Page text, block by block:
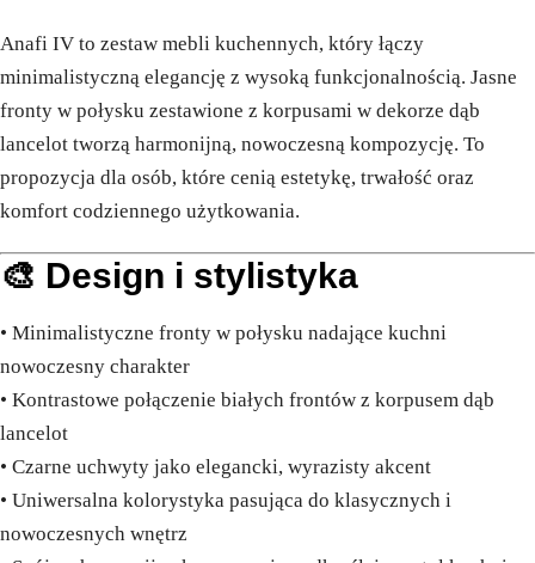
Anafi IV to zestaw mebli kuchennych, który łączy
minimalistyczną elegancję z wysoką funkcjonalnością. Jasne
fronty w połysku zestawione z korpusami w dekorze dąb
lancelot tworzą harmonijną, nowoczesną kompozycję. To
propozycja dla osób, które cenią estetykę, trwałość oraz
komfort codziennego użytkowania.
🎨 Design i stylistyka
• Minimalistyczne fronty w połysku nadające kuchni
nowoczesny charakter
• Kontrastowe połączenie białych frontów z korpusem dąb
lancelot
• Czarne uchwyty jako elegancki, wyrazisty akcent
• Uniwersalna kolorystyka pasująca do klasycznych i
nowoczesnych wnętrz